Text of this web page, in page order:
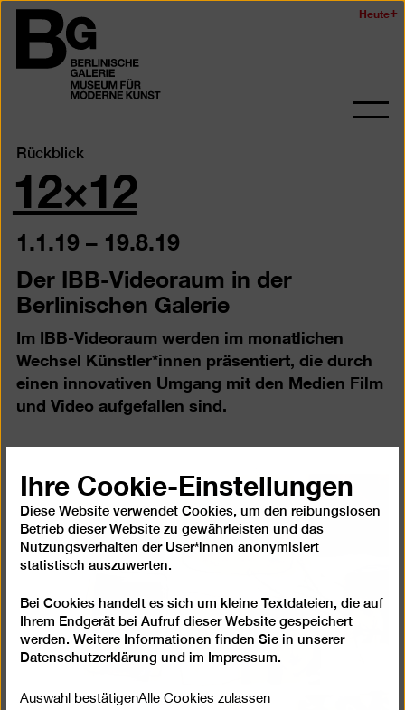
Zum
Seiteninhalt
springen
Berlinischen
Galerie
Heute
Rückblick
12×12
1.1.19–19.8.19
Der IBB-Videoraum in der
Berlinischen Galerie
Im IBB-Videoraum werden im monatlichen
Wechsel Künstler*innen präsentiert, die durch
einen innovativen Umgang mit den Medien Film
und Video aufgefallen sind.
Ihre Cookie-Einstellungen
Diese Website verwendet Cookies, um den reibungslosen
Betrieb dieser Website zu gewährleisten und das
Nutzungsverhalten der User*innen anonymisiert
statistisch auszuwerten.
Bei Cookies handelt es sich um kleine Textdateien, die auf
Ihrem Endgerät bei Aufruf dieser Website gespeichert
werden. Weitere Informationen finden Sie in unserer
Datenschutzerklärung und im Impressum.
Auswahl bestätigenAlle Cookies zulassen